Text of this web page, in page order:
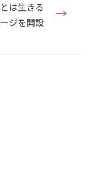
は生きる
ジを開設